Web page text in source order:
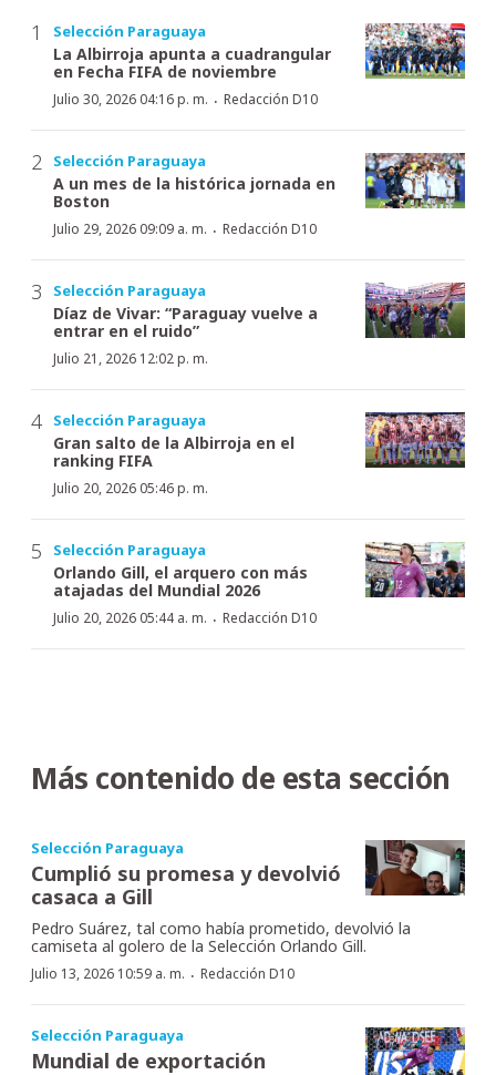
Selección Paraguaya
La Albirroja apunta a cuadrangular
en Fecha FIFA de noviembre
Julio 30, 2026 04:16 p. m. · Redacción D10
Selección Paraguaya
A un mes de la histórica jornada en
Boston
Julio 29, 2026 09:09 a. m. · Redacción D10
Selección Paraguaya
Díaz de Vivar: “Paraguay vuelve a
entrar en el ruido”
Julio 21, 2026 12:02 p. m.
Selección Paraguaya
Gran salto de la Albirroja en el
ranking FIFA
Julio 20, 2026 05:46 p. m.
Selección Paraguaya
Orlando Gill, el arquero con más
atajadas del Mundial 2026
Julio 20, 2026 05:44 a. m. · Redacción D10
Más contenido de esta sección
Selección Paraguaya
Cumplió su promesa y devolvió
casaca a Gill
Pedro Suárez, tal como había prometido, devolvió la
camiseta al golero de la Selección Orlando Gill.
Julio 13, 2026 10:59 a. m. · Redacción D10
Selección Paraguaya
Mundial de exportación